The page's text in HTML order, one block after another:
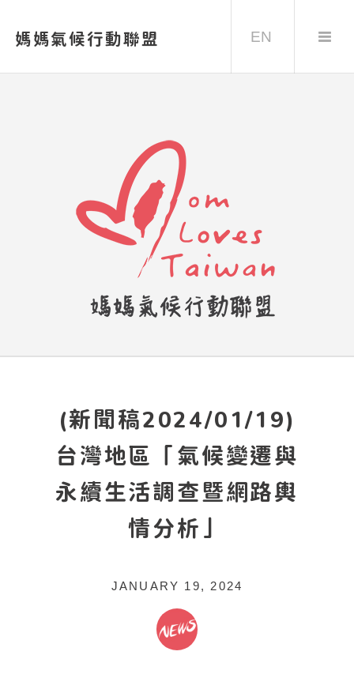
媽媽氣候行動聯盟 EN
(新聞稿2024/01/19)
台灣地區「氣候變遷與
永續生活調查暨網路輿
情分析」
JANUARY 19, 2024